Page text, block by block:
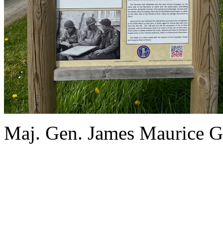
Maj. Gen. James Maurice